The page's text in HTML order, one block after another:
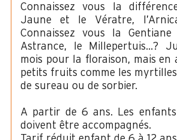
Connaissez vous la
Jaune et le Vératre,
Connaissez vous la
Astrance, le Millepertuis…?
mois pour la floraison, mais en
petits fruits comme les
de sureau ou de sorbier.
A partir de 6 ans. Les
doivent être accompagnés.